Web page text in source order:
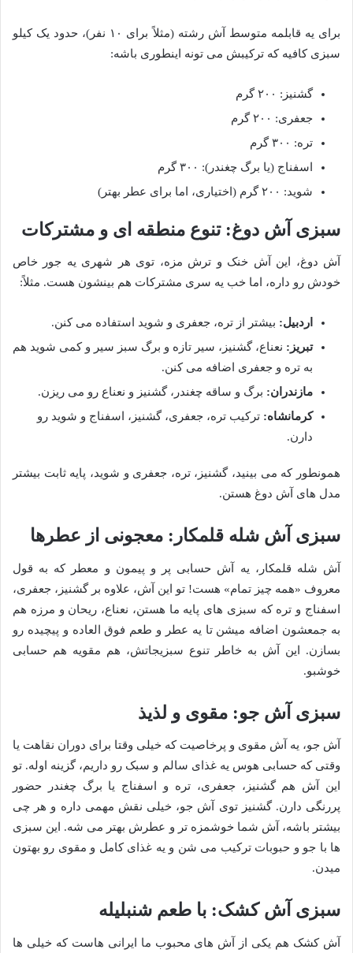
برای یه قابلمه متوسط آش رشته (مثلاً برای ۱۰ نفر)، حدود یک کیلو
سبزی کافیه که ترکیبش می تونه اینطوری باشه:
گشنیز: ۲۰۰ گرم
جعفری: ۲۰۰ گرم
تره: ۳۰۰ گرم
اسفناج (یا برگ چغندر): ۳۰۰ گرم
شوید: ۲۰۰ گرم (اختیاری، اما برای عطر بهتر)
سبزی آش دوغ: تنوع منطقه ای و مشترکات
آش دوغ، این آش خنک و ترش مزه، توی هر شهری یه جور خاص
خودش رو داره، اما خب یه سری مشترکات هم بینشون هست. مثلاً:
اردبیل: بیشتر از تره، جعفری و شوید استفاده می کنن.
تبریز: نعناع، گشنیز، سیر تازه و برگ سبز سیر و کمی شوید هم
به تره و جعفری اضافه می کنن.
مازندران: برگ و ساقه چغندر، گشنیز و نعناع رو می ریزن.
کرمانشاه: ترکیب تره، جعفری، گشنیز، اسفناج و شوید رو
دارن.
همونطور که می بینید، گشنیز، تره، جعفری و شوید، پایه ثابت بیشتر
مدل های آش دوغ هستن.
سبزی آش شله قلمکار: معجونی از عطرها
آش شله قلمکار، یه آش حسابی پر و پیمون و معطر که به قول
معروف «همه چیز تمام» هست! تو این آش، علاوه بر گشنیز، جعفری،
اسفناج و تره که سبزی های پایه ما هستن، نعناع، ریحان و مرزه هم
به جمعشون اضافه میشن تا یه عطر و طعم فوق العاده و پیچیده رو
بسازن. این آش به خاطر تنوع سبزیجاتش، هم مقویه هم حسابی
خوشبو.
سبزی آش جو: مقوی و لذیذ
آش جو، یه آش مقوی و پرخاصیت که خیلی وقتا برای دوران نقاهت یا
وقتی که حسابی هوس یه غذای سالم و سبک رو داریم، گزینه اوله. تو
این آش هم گشنیز، جعفری، تره و اسفناج یا برگ چغندر حضور
پررنگی دارن. گشنیز توی آش جو، خیلی نقش مهمی داره و هر چی
بیشتر باشه، آش شما خوشمزه تر و عطرش بهتر می شه. این سبزی
ها با جو و حبوبات ترکیب می شن و یه غذای کامل و مقوی رو بهتون
میدن.
سبزی آش کشک: با طعم شنبلیله
آش کشک هم یکی از آش های محبوب ما ایرانی هاست که خیلی ها